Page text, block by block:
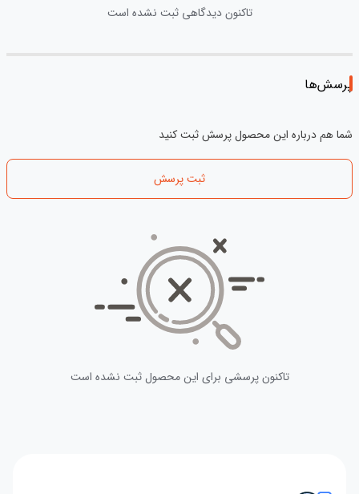
تاکنون دیدگاهی ثبت نشده است
پرسش‌ها
شما هم درباره این محصول پرسش ثبت کنید
ثبت پرسش
تاکنون پرسشی برای این محصول ثبت نشده است